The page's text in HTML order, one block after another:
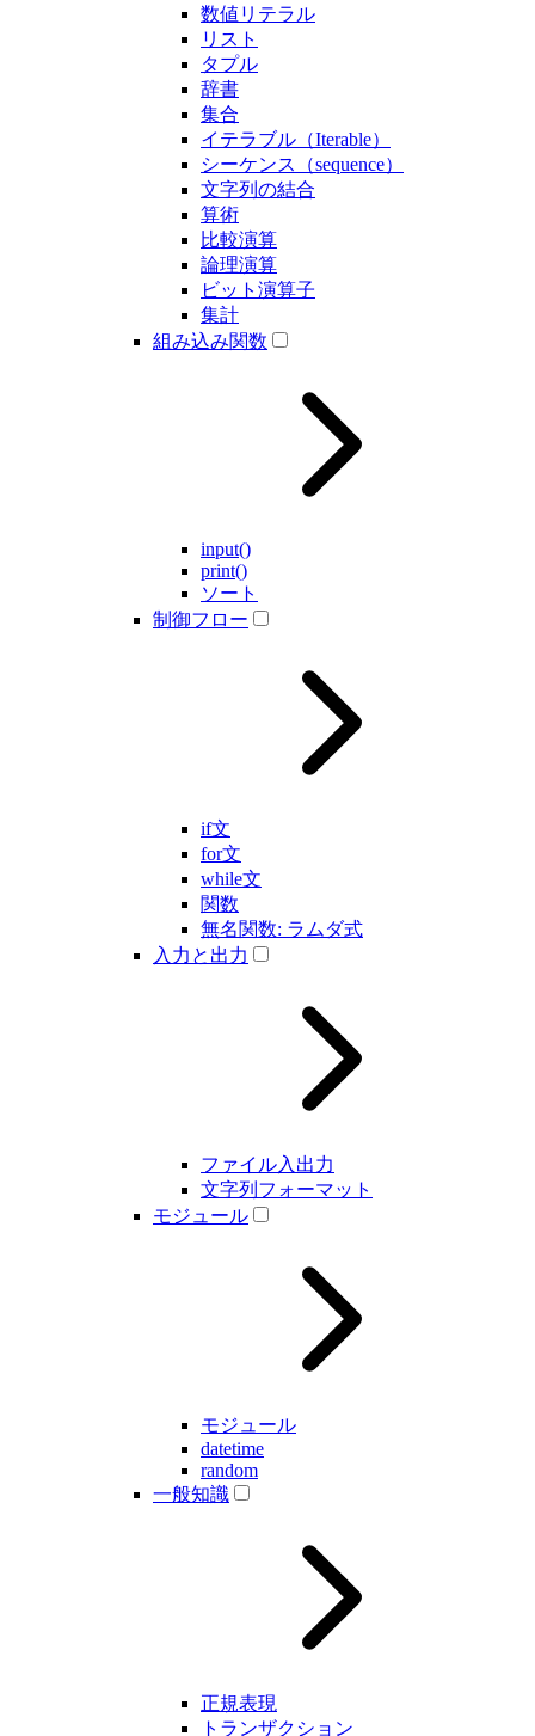
数値リテラル
リスト
タプル
辞書
集合
イテラブル（Iterable）
シーケンス（sequence）
文字列の結合
算術
比較演算
論理演算
ビット演算子
集計
組み込み関数
input()
print()
ソート
制御フロー
if文
for文
while文
関数
無名関数: ラムダ式
入力と出力
ファイル入出力
文字列フォーマット
モジュール
モジュール
datetime
random
一般知識
正規表現
トランザクション